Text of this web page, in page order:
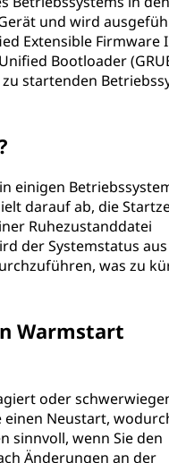
und wird
Extensible Firmware
Bootloader
startenden
einigen
darauf ab, die
Ruhezustanddatei
der Systemstatus
was zu
Warmstart
oder
Neustart,
sinnvoll, wenn Sie den
Änderungen an der